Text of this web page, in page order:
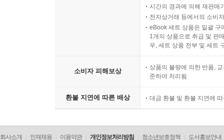
시간의 경과에 의해 재판매
전자상거래 등에서의 소비
eBook 세트 상품은 일괄 구
1개의 상품으로 취급 및 판
우, 세트 상품 전부 및 세트
소비자 피해보상
상품의 불량에 의한 반품,
준하여 처리됨
환불 지연에 따른 배상 대금 환불 및 환불 지연에
회사소개 인재채용 이용약관 개인정보처리방침 청소년보호정책 도서홍보안내